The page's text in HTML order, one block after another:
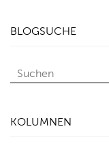
BLOGSUCHE
KOLUMNEN